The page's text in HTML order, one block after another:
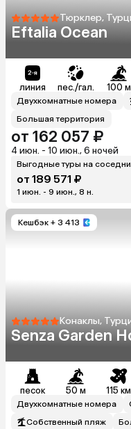
Тюрклер,
Eftalia Ocean
линия пес./гал. 100 м
Двухкомнатные номера
Большая территория
от 162 057 ₽
4 июн. - 10 июн., 6 ночей
Выгодные туры на
от 189 571 ₽
1 июн. - 9 июн., 8 н.
Кешбэк + 3 413
Конаклы,
Senza Garden
песок 50 м 115 км
Двухкомнатные номера
Собственный пляж